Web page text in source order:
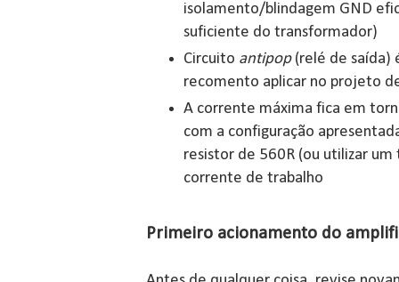
isolamento/blindagem GND
suficiente do transformador)
Circuito antipop(relé de saída)
recomento aplicar no projeto
A corrente máxima fica em
com a configuração
resistor de 560R (ou utilizar
corrente de trabalho
Primeiro acionamento do